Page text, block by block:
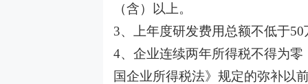
（含）以上。
3、上年度研发费用总额不低于
4、企业连续两年所得税不得为
国企业所得税法》规定的弥补以